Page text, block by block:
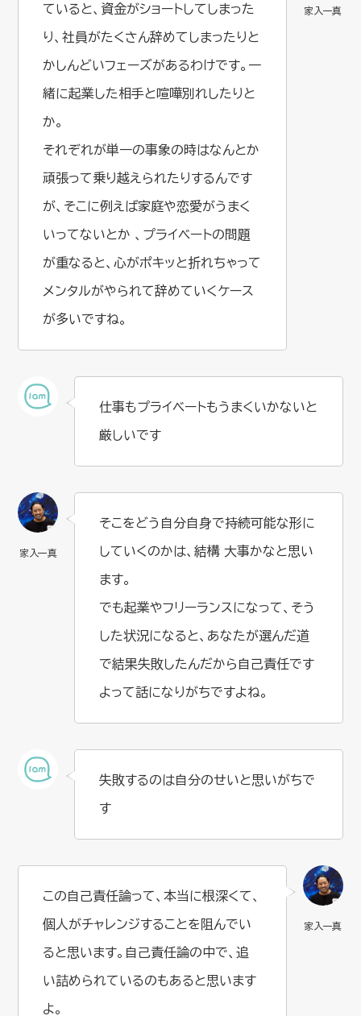
ていると、資金がショートしてしまった
り、社員がたくさん辞めてしまったりと
かしんどいフェーズがあるわけです。一
緒に起業した相手と喧嘩別れしたりと
か。
それぞれが単一の事象の時はなんとか
頑張って乗り越えられたりするんです
が、そこに例えば家庭や恋愛がうまく
いってないとか 、プライベートの問題
が重なると、心がポキッと折れちゃって
メンタルがやられて辞めていくケース
が多いですね。
仕事もプライベートもうまくいかないと
厳しいです
そこをどう自分自身で持続可能な形に
していくのかは、結構 大事かなと思い
ます。
でも起業やフリーランスになって、そう
した状況になると、あなたが選んだ道
で結果失敗したんだから自己責任です
よって話になりがちですよね。
失敗するのは自分のせいと思いがちで
す
この自己責任論って、本当に根深くて、
個人がチャレンジすることを阻んでい
ると思います。自己責任論の中で、追
い詰められているのもあると思います
よ。